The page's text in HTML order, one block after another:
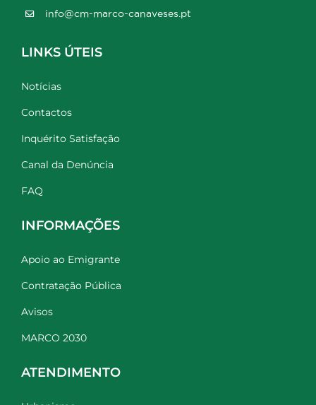
info@cm-marco-canaveses.pt
LINKS ÚTEIS
Notícias
Contactos
Inquérito Satisfação
Canal da Denúncia
FAQ
INFORMAÇÕES
Apoio ao Emigrante
Contratação Pública
Avisos
MARCO 2030
ATENDIMENTO